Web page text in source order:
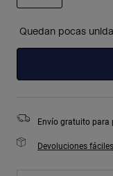
Quedan pocas
Envío gratuito para
Devoluciones fáciles